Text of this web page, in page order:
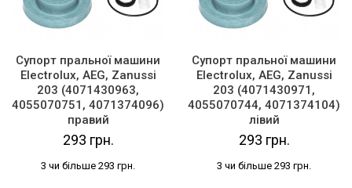
Супорт пральної машини
Electrolux, AEG, Zanussi
203 (4071430963,
4055070751, 4071374096)
правий
293 грн.
3 чи більше 293 грн.
Супорт пральної машини
Electrolux, AEG, Zanussi
203 (4071430971,
4055070744, 4071374104)
лівий
293 грн.
3 чи більше 293 грн.